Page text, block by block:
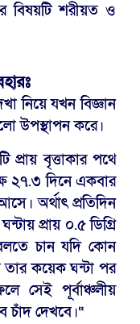
বিষয়টি শরীয়ত ও
নিয়ে যখন বিজ্ঞান
উপস্থাপন করে।
প্রায় বৃত্তাকার পথে
২৭.৩ দিনে একবার
অর্থাৎ প্রতিদিন
প্রায় ০.৫ ডিগ্রি
চান যদি কোন
তার কয়েক ঘন্টা পর
পূর্বাঞ্চলীয়
চাঁদ দেখবে।“